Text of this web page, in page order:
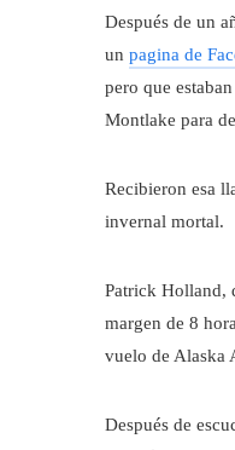
Después de un
un pagina de
pero que
Montlake para
Recibieron esa
invernal mortal.
Patrick Holland,
margen de 8
vuelo de Alaska
Después de